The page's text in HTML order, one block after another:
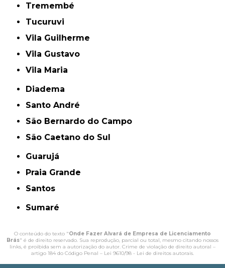
Tremembé
Tucuruvi
Vila Guilherme
Vila Gustavo
Vila Maria
Diadema
Santo André
São Bernardo do Campo
São Caetano do Sul
Guarujá
Praia Grande
Santos
Sumaré
O conteúdo do texto "Onde Fazer Alvará de Empresa de Licenciamento
Brás" é de direito reservado. Sua reprodução, parcial ou total, mesmo citando nossos
links, é proibida sem a autorização do autor. Crime de violação de direito autoral –
artigo 184 do Código Penal – Lei 9610/98 - Lei de direitos autorais.